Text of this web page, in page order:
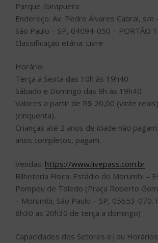
Parque Ibirapuera
Endereço: Av. Pedro Álvares Cabral, s/n
São Paulo – SP, 04094-050 – PORTÃO
Classificação etária: Livre
Horário:
Terça a Sexta das 10h às 19h40
Sábado e Domingo das 9h às 19h40
Valores a partir de R$ 20,00 (vinte
(cinquenta).
Crianças até 2 anos de idade não
anos completos, pagam.
Vendas: https://www.livepass.com.br
Bilheteria Física: Estádio do Morumbi –
Pompeu de Toledo (Praça Roberto
– Morumbi, São Paulo – SP, 05653-070.
8h30 as 20h30 de terça a domingo)
Capacidades dos Setores e|ou Horários